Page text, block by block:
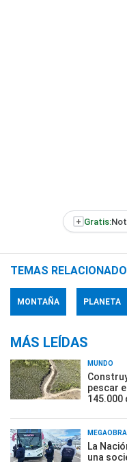
+ Gratis:
TEMAS
MONTAÑA PLANETA
MÁS LEÍDAS
MUNDO
pescar
145.000
La
una